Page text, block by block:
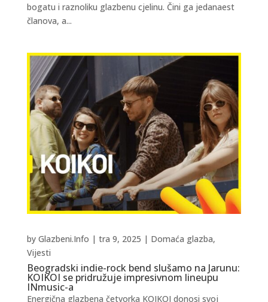
bogatu i raznoliku glazbenu cjelinu. Čini ga jedanaest
članova, a...
Beogradski indie-rock bend slušamo na Jarunu:
KOIKOI se pridružuje impresivnom lineupu
INmusic-a
by Glazbeni.Info | tra 9, 2025 | Domaća glazba,
Vijesti
Energična glazbena četvorka KOIKOI donosi svoj